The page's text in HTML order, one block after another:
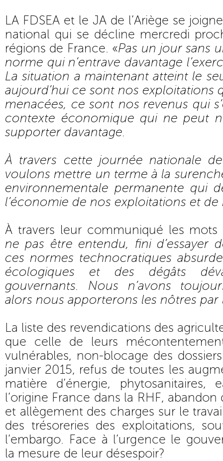
LA FDSEA et le JA de l’Ariège se
national qui se décline mercredi
régions de France. «Pas un jour sans
norme qui n’entrave davantage
La situation a maintenant atteint le
aujourd’hui ce sont nos exploitations
menacées, ce sont nos revenus qui
contexte économique qui ne peut
supporter davantage.
À travers cette journée nationale
voulons mettre un terme à la
environnementale permanente qui
l’économie de nos exploitations et de
À travers leur communiqué les mots
ne pas être entendu, fini d’essayer
ces normes technocratiques
écologiques et des dégâts
gouvernants. Nous n’avons
alors nous apporterons les nôtres par
La liste des revendications des
que celle de leurs
vulnérables, non-blocage des
janvier 2015, refus de toutes les
matière d’énergie, phytosanitaires,
l’origine France dans la RHF,
et allègement des charges sur le
des trésoreries des exploitations,
l’embargo. Face à l’urgence le
la mesure de leur désespoir?